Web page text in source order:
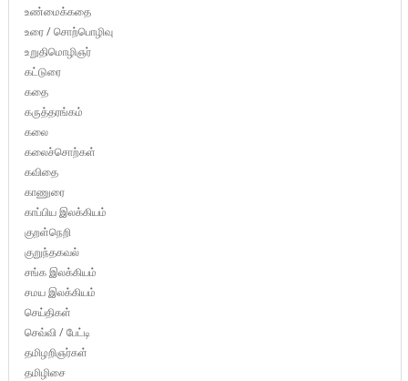
உண்மைக்கதை
உரை / சொற்பொழிவு
உறுதிமொழிஞர்
கட்டுரை
கதை
கருத்தரங்கம்
கலை
கலைச்சொற்கள்
கவிதை
காணுரை
காப்பிய இலக்கியம்
குறள்நெறி
குறுந்தகவல்
சங்க இலக்கியம்
சமய இலக்கியம்
செய்திகள்
செவ்வி / பேட்டி
தமிழறிஞர்கள்
தமிழிசை